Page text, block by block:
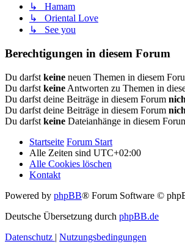
↳ Hamam
↳ Oriental Love
↳ See you
Berechtigungen in diesem Forum
Du darfst keine neuen Themen in diesem
Du darfst keine Antworten zu Themen in
Du darfst deine Beiträge in diesem Forum
Du darfst deine Beiträge in diesem Forum
Du darfst keine Dateianhänge in diesem
Startseite Forum Start
Alle Zeiten sind UTC+02:00
Alle Cookies löschen
Kontakt
Powered by phpBB® Forum Software ©
Deutsche Übersetzung durch phpBB.de
Datenschutz | Nutzungsbedingungen